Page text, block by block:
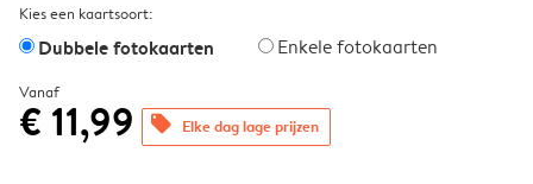
Kies een kaartsoort:
Dubbele fotokaarten Enkele fotokaarten
Vanaf
€ 11,99 offers Elke dag lage prijzen